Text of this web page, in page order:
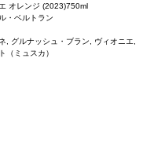
オレンジ (2023)750ml
・ベルトラン
, グルナッシュ・ブラン, ヴィオニエ,
（ミュスカ）